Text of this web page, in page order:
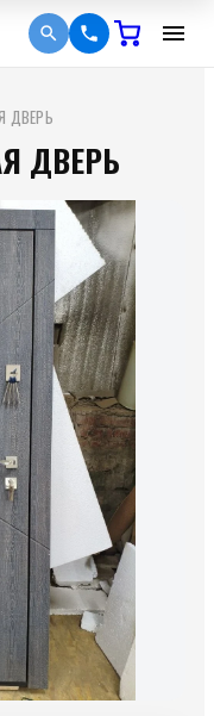
ДВЕРЬ
ДВЕРЬ